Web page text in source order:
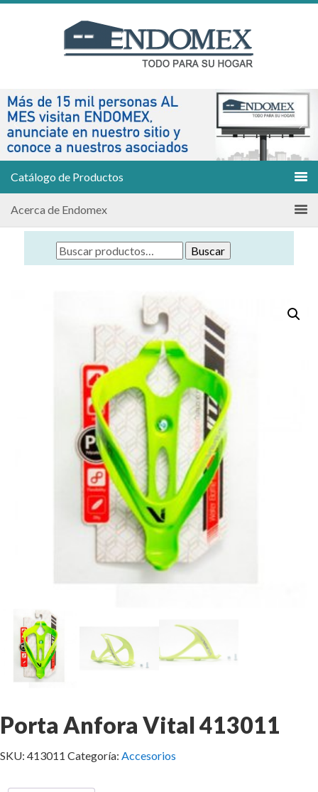
Catálogo de Productos
Acerca de Endomex
Buscar
Porta Anfora Vital 413011
SKU: 413011 Categoría: Accesorios